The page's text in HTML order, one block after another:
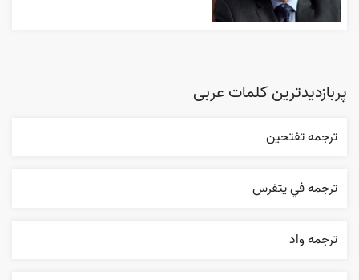
پربازدیدترین کلمات عربی
ترجمه تفتحين
ترجمه في يتفرس
ترجمه واد